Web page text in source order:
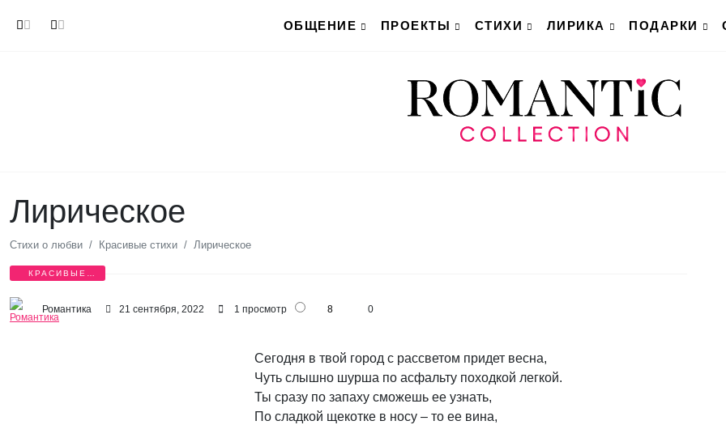
ОБЩЕНИЕ
ПРОЕКТЫ СТИХИ ЛИРИКА ПОДАРКИ
Лирическое
Стихи о любви Красивые стихи Лирическое
КРАСИВЫЕ
Романтика 21 сентября, 2022 1 просмотр 8 0
Сегодня в твой город с рассветом придет весна,
Чуть слышно шурша по асфальту походкой легкой.
Ты сразу по запаху сможешь ее узнать,
По сладкой щекотке в носу – то ее вина,